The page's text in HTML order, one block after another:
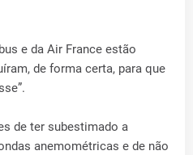
e da Air France estão
de forma certa, para que
de ter subestimado a
anemométricas e de não